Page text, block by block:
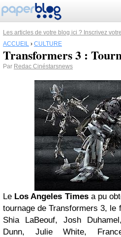
Les articles de votre blog ici ? Inscrivez
ACCUEIL › CULTURE
Transformers 3 :
Par Redac Cinéstarsnews
Le Los Angeles Timesa pu
tournage de Transformers 3, le
Shia LaBeouf, Josh
Dunn, Julie White,